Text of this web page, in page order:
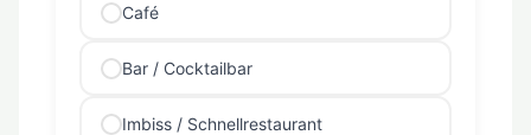
Café
Bar / Cocktailbar
Imbiss / Schnellrestaurant